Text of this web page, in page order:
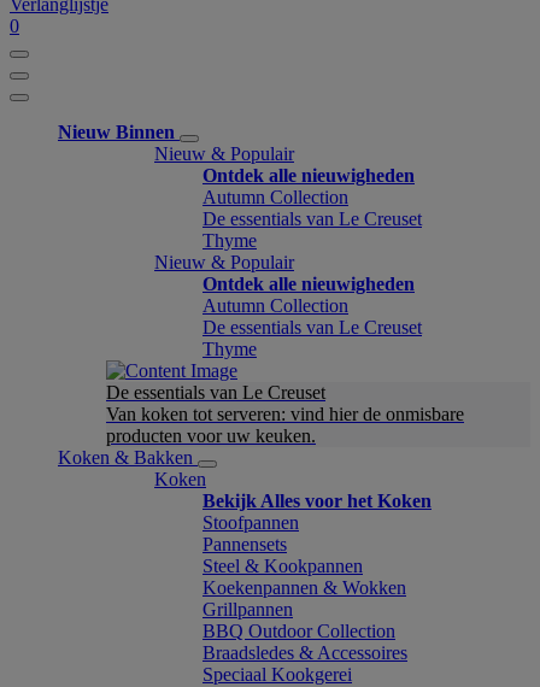
Verlanglijstje
0
Nieuw Binnen
Nieuw & Populair
Ontdek alle nieuwigheden
Autumn Collection
De essentials van Le Creuset
Thyme
Nieuw & Populair
Ontdek alle nieuwigheden
Autumn Collection
De essentials van Le Creuset
Thyme
De essentials van Le Creuset
Van koken tot serveren: vind hier de onmisbare
producten voor uw keuken.
Koken & Bakken
Koken
Bekijk Alles voor het Koken
Stoofpannen
Pannensets
Steel & Kookpannen
Koekenpannen & Wokken
Grillpannen
BBQ Outdoor Collection
Braadsledes & Accessoires
Speciaal Kookgerei